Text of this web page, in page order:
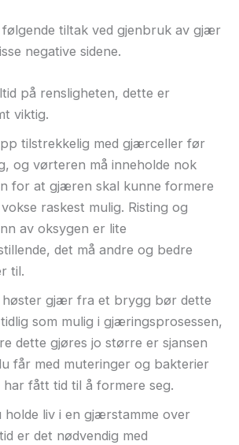
tiltak ved gjenbruk av gjær
negative sidene.
på rensligheten, dette er
viktig.
tilstrekkelig med gjærceller før
og vørteren må inneholde nok
for at gjæren skal kunne formere
raskest mulig. Risting og
av oksygen er lite
det må andre og bedre
til.
høster gjær fra et brygg bør dette
som mulig i gjæringsprosessen,
dette gjøres jo større er sjansen
får med muteringer og bakterier
har fått tid til å formere seg.
holde liv i en gjærstamme over
er det nødvendig med